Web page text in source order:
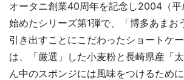
オータニ創業40周年を記念し2004（平
始めたシリーズ第1弾で、「博多あまお
引き出すことにこだわったショートケ
は、「厳選」した小麦粉と長崎県産「
ん中のスポンジには風味をつけるため